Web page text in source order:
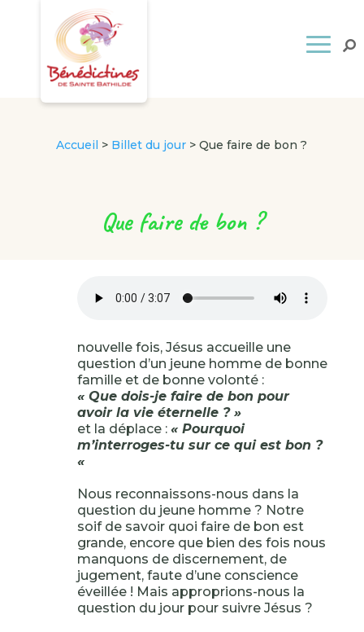
Accueil > Billet du jour >Que faire de bon ?
Que faire de bon ?
nouvelle fois, Jésus accueille une
question d’un jeune homme de bonne
famille et de bonne volonté :
« Que dois-je faire de bon pour
avoir la vie éternelle ? »
et la déplace : « Pourquoi
m’interroges-tu sur ce qui est bon ?
«
Nous reconnaissons-nous dans la
question du jeune homme ? Notre
soif de savoir quoi faire de bon est
grande, encore que bien des fois nous
manquons de discernement, de
jugement, faute d’une conscience
éveillée ! Mais approprions-nous la
question du jour pour suivre Jésus ?